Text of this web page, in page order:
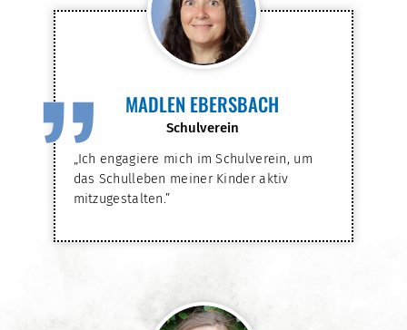
” MADLEN EBERSBACH
Schulverein
„Ich engagiere mich im Schulverein, um
das Schulleben meiner Kinder aktiv
mitzugestalten.”